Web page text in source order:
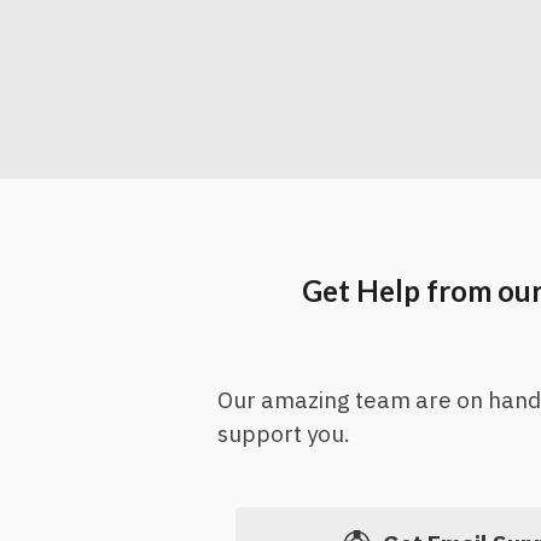
Get Help from
Our amazing team are on
support you.